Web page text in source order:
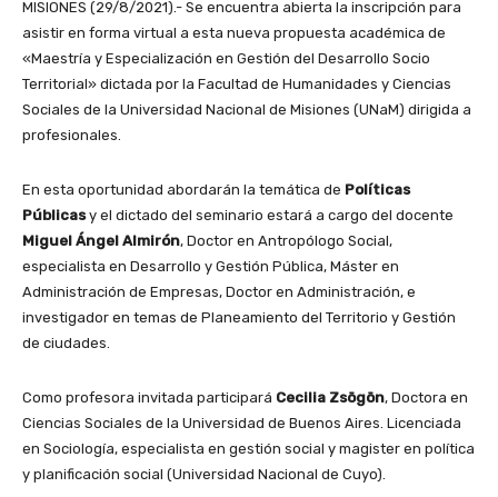
MISIONES (29/8/2021).- Se encuentra abierta la inscripción para
asistir en forma virtual a esta nueva propuesta académica de
«Maestría y Especialización en Gestión del Desarrollo Socio
Territorial» dictada por la Facultad de Humanidades y Ciencias
Sociales de la Universidad Nacional de Misiones (UNaM) dirigida a
profesionales.
En esta oportunidad abordarán la temática de Políticas
Públicasy el dictado del seminario estará a cargo del docente
Miguel Ángel Almirón, Doctor en Antropólogo Social,
especialista en Desarrollo y Gestión Pública, Máster en
Administración de Empresas, Doctor en Administración, e
investigador en temas de Planeamiento del Territorio y Gestión
de ciudades.
Como profesora invitada participará Cecilia Zsögön, Doctora en
Ciencias Sociales de la Universidad de Buenos Aires. Licenciada
en Sociología, especialista en gestión social y magister en política
y planificación social (Universidad Nacional de Cuyo).